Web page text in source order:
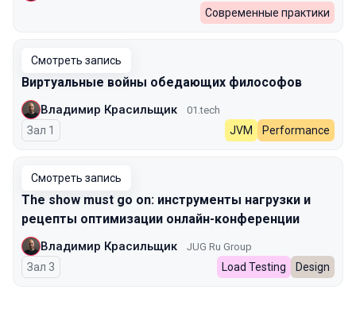
Современные практики
Смотреть запись
Виртуальные войны обедающих философов
Владимир Красильщик 01.tech
Зал 1 JVM Performance
Смотреть запись
The show must go on: инструменты нагрузки и
рецепты оптимизации онлайн-конференции
Владимир Красильщик JUG Ru Group
Зал 3 Load Testing Design